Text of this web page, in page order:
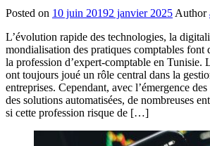
Posted on 10 juin 20192 janvier 2025 Author
L’évolution rapide des technologies, la
mondialisation des pratiques comptables font
la profession d’expert-comptable en Tunisie.
ont toujours joué un rôle central dans la
entreprises. Cependant, avec l’émergence
des solutions automatisées, de nombreuses
si cette profession risque de […]